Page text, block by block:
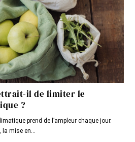
il de limiter le
?
prend de l’ampleur chaque jour.
la mise en...